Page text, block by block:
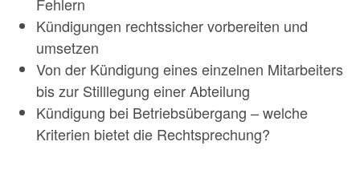
Kündigungen rechtssicher vorbereiten und
umsetzen
Von der Kündigung eines einzelnen Mitarbeiters
bis zur Stilllegung einer Abteilung
Kündigung bei Betriebsübergang – welche
Kriterien bietet die Rechtsprechung?